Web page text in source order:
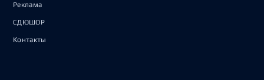
Реклама
СДЮШОР
Контакты